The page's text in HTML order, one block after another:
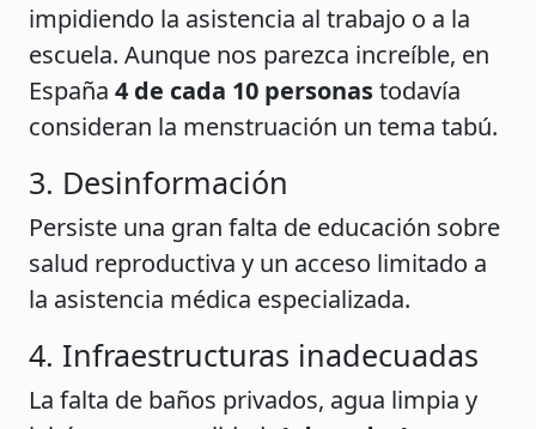
impidiendo la asistencia al trabajo o a la
escuela. Aunque nos parezca increíble, en
España 4 de cada 10 personastodavía
consideran la menstruación un tema tabú.
3. Desinformación
Persiste una gran falta de educación sobre
salud reproductiva y un acceso limitado a
la asistencia médica especializada.
4. Infraestructuras inadecuadas
La falta de baños privados, agua limpia y